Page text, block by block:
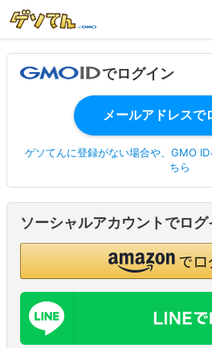
でログイン
ゲソてんに登録がない場合や、GMO
ちら
ソーシャルアカウントでログ